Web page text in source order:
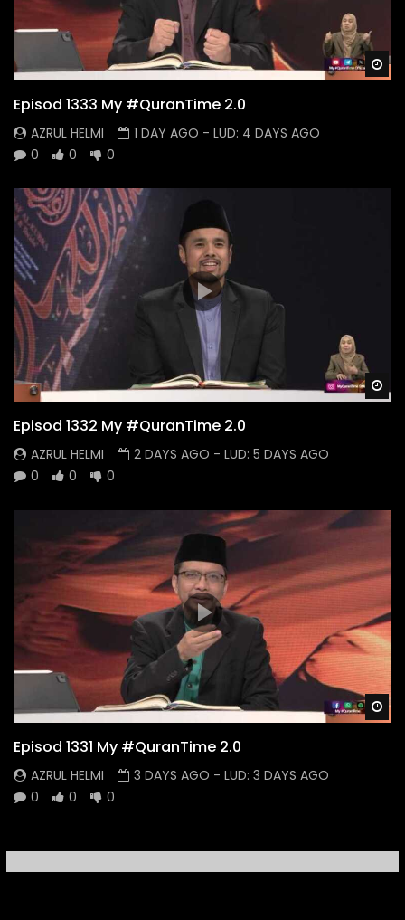
Episod 1333 My #QuranTime 2.0
AZRUL HELMI 1 DAY AGO - LUD: 4 DAYS AGO
0
0 0
Episod 1332 My #QuranTime 2.0
AZRUL HELMI 2 DAYS AGO - LUD: 5 DAYS AGO
0
0 0
Episod 1331 My #QuranTime 2.0
AZRUL HELMI 3 DAYS AGO - LUD: 3 DAYS AGO
0
0 0